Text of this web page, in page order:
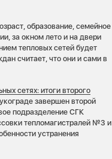
образование, семейное
за окном лето и на двери
тепловых сетей будет
считает, что они и сами в
сетях: итоги второго
завершен второй
подразделение СГК
тепломагистралей №3 и
устранения